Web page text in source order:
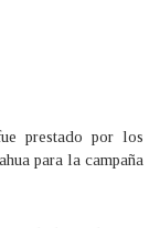
prestado por los
para la campaña